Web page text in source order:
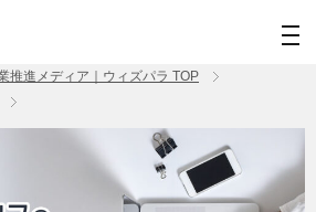
推進メディア｜ウィズパラ TOP